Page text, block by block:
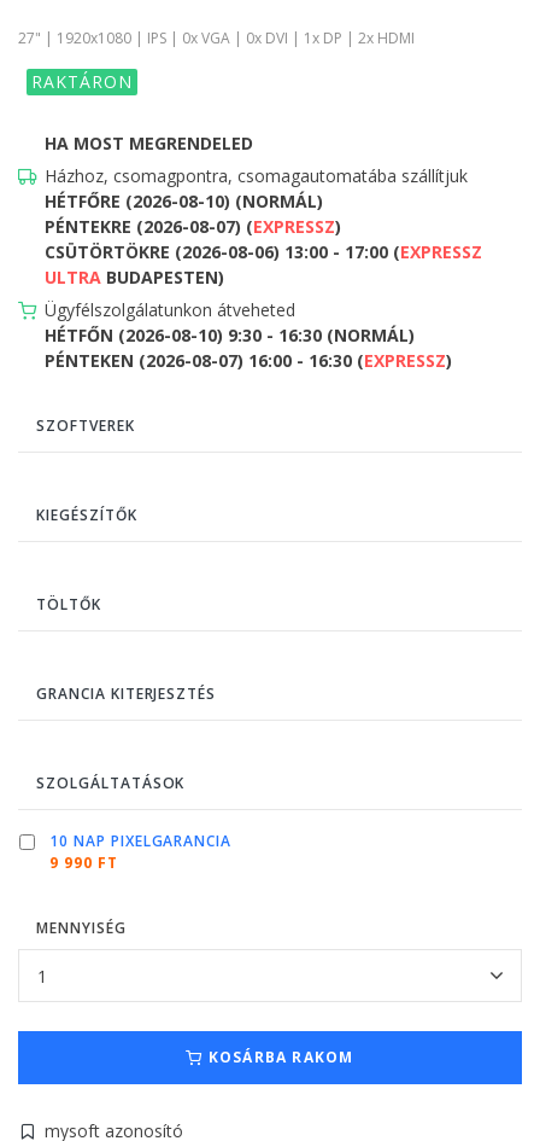
27" | 1920x1080 | IPS | 0x VGA | 0x DVI | 1x DP | 2x HDMI
RAKTÁRON
HA MOST MEGRENDELED
Házhoz, csomagpontra, csomagautomatába szállítjuk
HÉTFŐRE (2026-08-10) (NORMÁL)
PÉNTEKRE (2026-08-07) (EXPRESSZ)
CSÜTÖRTÖKRE (2026-08-06) 13:00 - 17:00 (EXPRESSZ
ULTRA BUDAPESTEN)
Ügyfélszolgálatunkon átveheted
HÉTFŐN (2026-08-10) 9:30 - 16:30 (NORMÁL)
PÉNTEKEN (2026-08-07) 16:00 - 16:30 (EXPRESSZ)
SZOFTVEREK
KIEGÉSZÍTŐK
TÖLTŐK
GRANCIA KITERJESZTÉS
SZOLGÁLTATÁSOK
10 NAP PIXELGARANCIA
9 990 FT
MENNYISÉG
KOSÁRBA RAKOM
mysoft azonosító